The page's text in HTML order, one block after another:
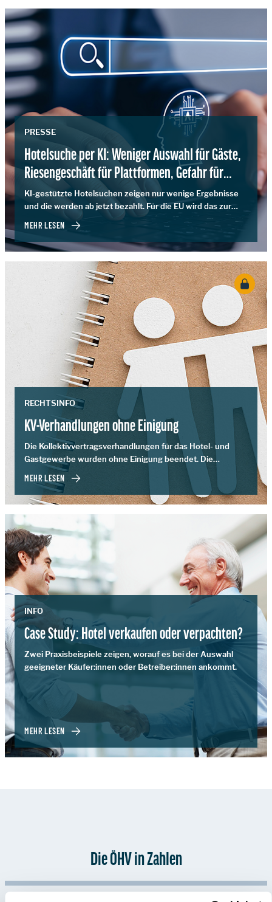
PRESSE
Hotelsuche per KI: Weniger Auswahl für Gäste,
Riesengeschäft für Plattformen, Gefahr für
Europa
KI-gestützte Hotelsuchen zeigen nur wenige Ergebnisse
und die werden ab jetzt bezahlt. Für die EU wird das zur
entscheidenden Frage für die Zukunft des europäischen
Tourismus.
MEHR LESEN
RECHTSINFO
KV-Verhandlungen ohne Einigung
Die Kollektivvertragsverhandlungen für das Hotel- und
Gastgewerbe wurden ohne Einigung beendet. Die
bisherigen Lohn- und Gehaltstabellen bleiben weiterhin
gültig.
MEHR LESEN
INFO
Case Study: Hotel verkaufen oder verpachten?
Zwei Praxisbeispiele zeigen, worauf es bei der Auswahl
geeigneter Käufer:innen oder Betreiber:innen ankommt.
MEHR LESEN
Die ÖHV in Zahlen